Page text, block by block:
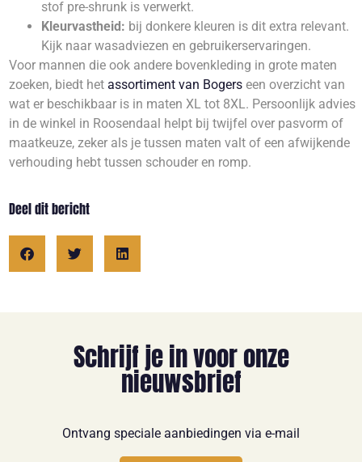
stof pre-shrunk is verwerkt.
Kleurvastheid: bij donkere kleuren is dit extra relevant.
Kijk naar wasadviezen en gebruikerservaringen.
Voor mannen die ook andere bovenkleding in grote maten
zoeken, biedt het assortiment van Bogers een overzicht van
wat er beschikbaar is in maten XL tot 8XL. Persoonlijk advies
in de winkel in Roosendaal helpt bij twijfel over pasvorm of
maatkeuze, zeker als je tussen maten valt of een afwijkende
verhouding hebt tussen schouder en romp.
Deel dit bericht
Schrijf je in voor onze
nieuwsbrief
Ontvang speciale aanbiedingen via e-mail